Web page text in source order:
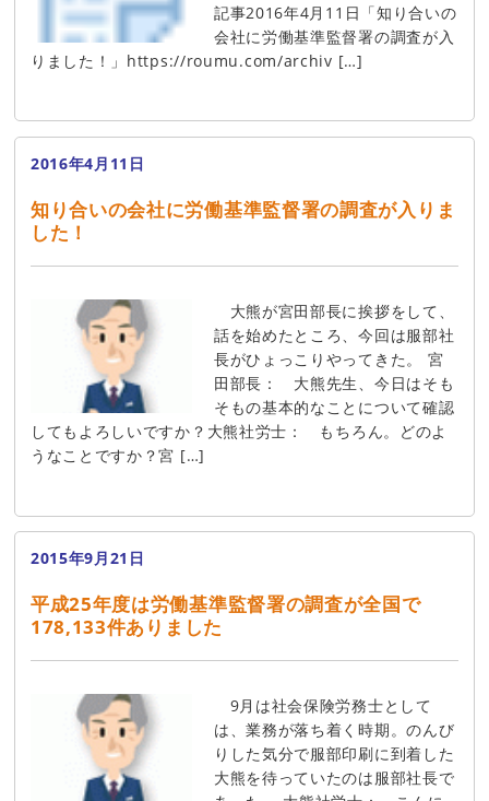
記事2016年4月11日「知り合いの
会社に労働基準監督署の調査が入
りました！」https://roumu.com/archiv […]
2016年4月11日
知り合いの会社に労働基準監督署の調査が入りま
した！
大熊が宮田部長に挨拶をして、
話を始めたところ、今回は服部社
長がひょっこりやってきた。 宮
田部長： 大熊先生、今日はそも
そもの基本的なことについて確認
してもよろしいですか？大熊社労士： もちろん。どのよ
うなことですか？宮 […]
2015年9月21日
平成25年度は労働基準監督署の調査が全国で
178,133件ありました
9月は社会保険労務士として
は、業務が落ち着く時期。のんび
りした気分で服部印刷に到着した
大熊を待っていたのは服部社長で